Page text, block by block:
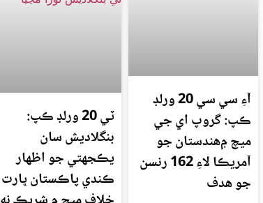
آءِ سي سي 20 ورلڊ
ڪپ: گروپ اي جي
ميچ ۾هندستان جو
آمريڪا لاءِ 162 رنسن
جو هدف
ٽي 20 ورلڊ ڪپ:
بنگلاديش سان
يڪجهتي جو اظهار
ڪندي پاڪستان ڀارت